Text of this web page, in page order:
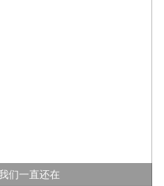
们一直还在